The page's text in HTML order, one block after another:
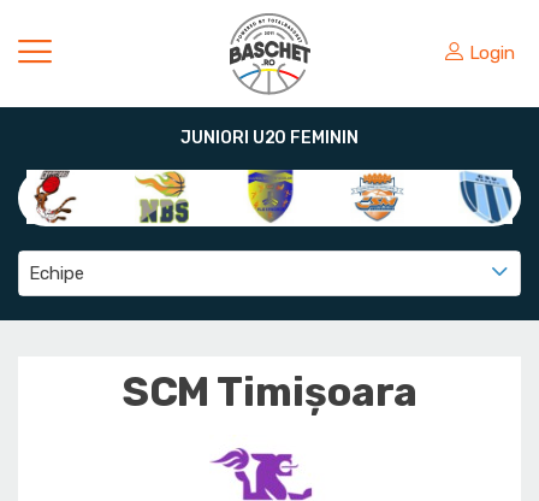
Login
JUNIORI U20 FEMININ
Echipe
SCM Timișoara